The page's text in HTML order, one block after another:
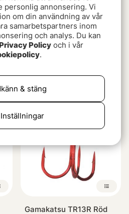
139 kr
Gamakatsu TR13R Röd
personlig annonsering. Vi
om din användning av vår
samarbetspartners inom
och analys. Du kan
Policy och i vår
.
Inställningar
& stäng